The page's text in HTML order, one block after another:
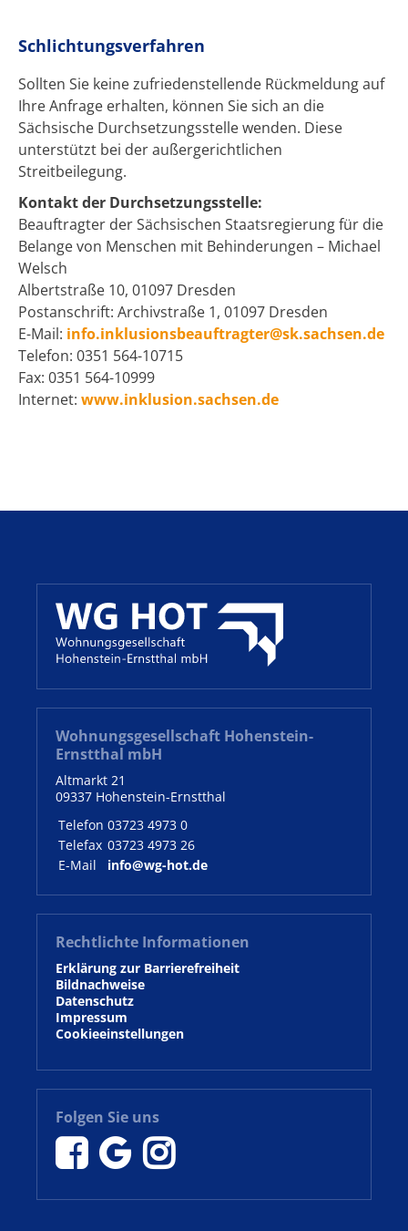
Schlichtungsverfahren
Sollten Sie keine zufriedenstellende Rückmeldung auf
Ihre Anfrage erhalten, können Sie sich an die
Sächsische Durchsetzungsstelle wenden. Diese
unterstützt bei der außergerichtlichen
Streitbeilegung.
Kontakt der Durchsetzungsstelle:
Beauftragter der Sächsischen Staatsregierung für die
Belange von Menschen mit Behinderungen – Michael
Welsch
Albertstraße 10, 01097 Dresden
Postanschrift: Archivstraße 1, 01097 Dresden
E-Mail: info.inklusionsbeauftragter@sk.sachsen.de
Telefon: 0351 564-10715
Fax: 0351 564-10999
Internet: www.inklusion.sachsen.de
Wohnungsgesellschaft Hohenstein-
Ernstthal mbH
Altmarkt 21
09337 Hohenstein-Ernstthal
Telefon 03723 4973 0
Telefax 03723 4973 26
E-Mail
info@wg-hot.de
Rechtlichte Informationen
Erklärung zur Barrierefreiheit
Bildnachweise
Datenschutz
Impressum
Cookieeinstellungen
Folgen Sie uns
  